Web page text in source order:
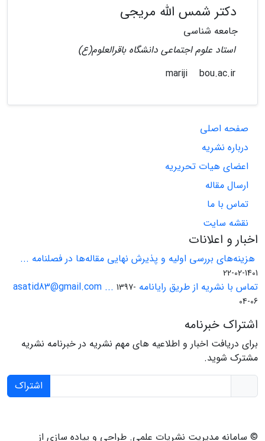
دکتر شمس الله مریجی
جامعه شناسی
استاد علوم اجتماعی دانشگاه باقرالعلوم(ع)
bou.ac.ir
صفحه اصلی
درباره نشریه
اعضای هیات تحریریه
ارسال مقاله
تماس با ما
نقشه سایت
اخبار و اعلانات
هزینه‌های بررسی اولیه و پذیرش نهایی مقاله‌ها در فصلنامه ...
1401-02-22
تماس با نشریه از طریق رایانامه asatid83@gmail.com ... 1397-
04-06
اشتراک خبرنامه
برای دریافت اخبار و اطلاعیه های مهم نشریه در خبرنامه نشریه
مشترک شوید.
اشتراک
© سامانه مدیریت نشریات علمی. طراحی و پیاده سازی از